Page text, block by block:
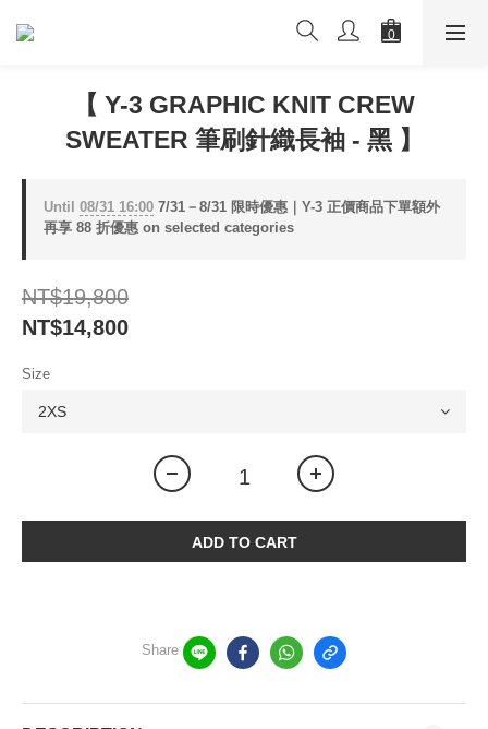
【 Y-3 GRAPHIC KNIT CREW
SWEATER 筆刷針織長袖 - 黑 】
Until 08/31 16:00 7/31－8/31 限時優惠｜Y-3 正價商品下單額外
再享 88 折優惠 on selected categories
NT$19,800
NT$14,800
Size
ADD TO CART
Share